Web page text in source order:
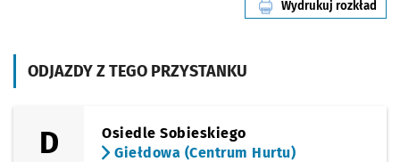
Sprawdź
Pl. Daniłowskiego
Wydrukuj rozkład
linii nr 116
ODJAZDY Z TEGO PRZYSTANKU
D
Osiedle Sobieskiego
Giełdowa (Centrum Hurtu)